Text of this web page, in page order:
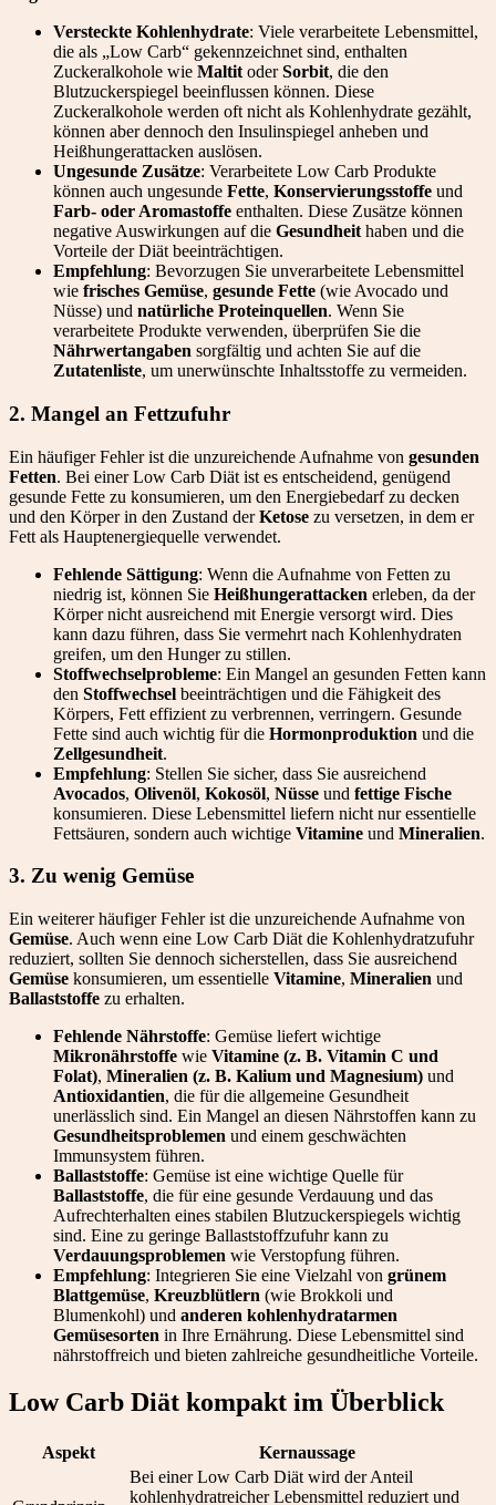
Versteckte Kohlenhydrate: Viele verarbeitete Lebensmittel,
die als „Low Carb“ gekennzeichnet sind, enthalten
Zuckeralkohole wie Maltit oderSorbit, die den
Blutzuckerspiegel beeinflussen können. Diese
Zuckeralkohole werden oft nicht als Kohlenhydrate gezählt,
können aber dennoch den Insulinspiegel anheben und
Heißhungerattacken auslösen.
Ungesunde Zusätze: Verarbeitete Low Carb Produkte
können auch ungesunde Fette, Konservierungsstoffe und
Farb- oder Aromastoffe enthalten. Diese Zusätze können
negative Auswirkungen auf die Gesundheit haben und die
Vorteile der Diät beeinträchtigen.
Empfehlung: Bevorzugen Sie unverarbeitete Lebensmittel
wie frisches Gemüse, gesunde Fette (wie Avocado und
Nüsse) und natürliche Proteinquellen. Wenn Sie
verarbeitete Produkte verwenden, überprüfen Sie die
Nährwertangaben sorgfältig und achten Sie auf die
Zutatenliste, um unerwünschte Inhaltsstoffe zu vermeiden.
2. Mangel an Fettzufuhr
Ein häufiger Fehler ist die unzureichende Aufnahme von gesunden
Fetten. Bei einer Low Carb Diät ist es entscheidend, genügend
gesunde Fette zu konsumieren, um den Energiebedarf zu decken
und den Körper in den Zustand derKetose zu versetzen, in dem er
Fett als Hauptenergiequelle verwendet.
Fehlende Sättigung: Wenn die Aufnahme von Fetten zu
niedrig ist, können Sie Heißhungerattacken erleben, da der
Körper nicht ausreichend mit Energie versorgt wird. Dies
kann dazu führen, dass Sie vermehrt nach Kohlenhydraten
greifen, um den Hunger zu stillen.
Stoffwechselprobleme: Ein Mangel an gesunden Fetten kann
den Stoffwechsel beeinträchtigen und die Fähigkeit des
Körpers, Fett effizient zu verbrennen, verringern. Gesunde
Fette sind auch wichtig für die Hormonproduktion und die
Zellgesundheit.
Empfehlung: Stellen Sie sicher, dass Sie ausreichend
Avocados, Olivenöl, Kokosöl, Nüsse und fettige Fische
konsumieren. Diese Lebensmittel liefern nicht nur essentielle
Fettsäuren, sondern auch wichtige Vitamine und Mineralien.
3. Zu wenig Gemüse
Ein weiterer häufiger Fehler ist die unzureichende Aufnahme von
Gemüse. Auch wenn eine Low Carb Diät die Kohlenhydratzufuhr
reduziert, sollten Sie dennoch sicherstellen, dass Sie ausreichend
Gemüse konsumieren, um essentielle Vitamine, Mineralien und
Ballaststoffe zu erhalten.
Fehlende Nährstoffe: Gemüse liefert wichtige
Mikronährstoffe wie Vitamine (z. B. Vitamin C und
Folat), Mineralien (z. B. Kalium und Magnesium) und
Antioxidantien, die für die allgemeine Gesundheit
unerlässlich sind. Ein Mangel an diesen Nährstoffen kann zu
Gesundheitsproblemen und einem geschwächten
Immunsystem führen.
Ballaststoffe: Gemüse ist eine wichtige Quelle für
Ballaststoffe, die für eine gesunde Verdauung und das
Aufrechterhalten eines stabilen Blutzuckerspiegels wichtig
sind. Eine zu geringe Ballaststoffzufuhr kann zu
Verdauungsproblemen wie Verstopfung führen.
Empfehlung: Integrieren Sie eine Vielzahl von grünem
Blattgemüse, Kreuzblütlern (wie Brokkoli und
Blumenkohl) und anderen kohlenhydratarmen
Gemüsesorten in Ihre Ernährung. Diese Lebensmittel sind
nährstoffreich und bieten zahlreiche gesundheitliche Vorteile.
Low Carb Diät kompakt im Überblick
Aspekt Kernaussage
Bei einer Low Carb Diät wird der Anteil
kohlenhydratreicher Lebensmittel reduziert und